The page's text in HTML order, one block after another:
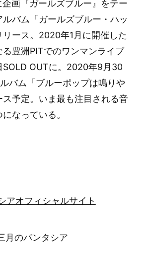
画『ガールズブルー』をテー
バム「ガールズブルー・ハッ
リース。2020年1月に開催した
る豊洲PITでのワンマンライブ
SOLD OUTに。2020年9月30
バム「ブルーポップは鳴りや
ス予定。いま最も注目される音
なっている。
アオフィシャルサイト
月のパンタシア